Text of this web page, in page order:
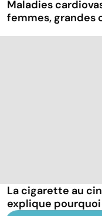
Maladies
femmes, grandes
La cigarette au
explique pourquoi